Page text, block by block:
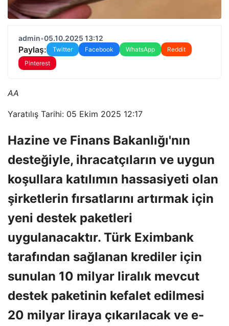
admin•05.10.2025 13:12
Paylaş: Twitter Facebook WhatsApp
Reddit
Pinterest
AA
Yaratılış Tarihi: 05 Ekim 2025 12:17
Hazine ve Finans Bakanlığı'nın
desteğiyle, ihracatçıların ve uygun
koşullara katılımın hassasiyeti olan
şirketlerin fırsatlarını artırmak için
yeni destek paketleri
uygulanacaktır. Türk Eximbank
tarafından sağlanan krediler için
sunulan 10 milyar liralık mevcut
destek paketinin kefalet edilmesi
20 milyar liraya çıkarılacak ve e-